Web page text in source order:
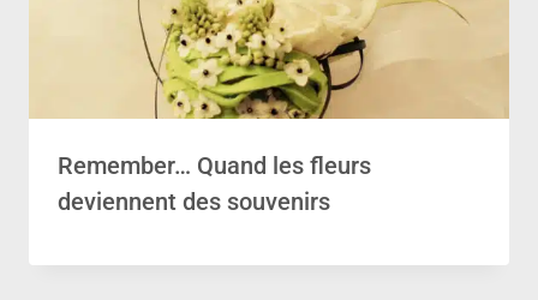
Remember… Quand les fleurs
deviennent des souvenirs